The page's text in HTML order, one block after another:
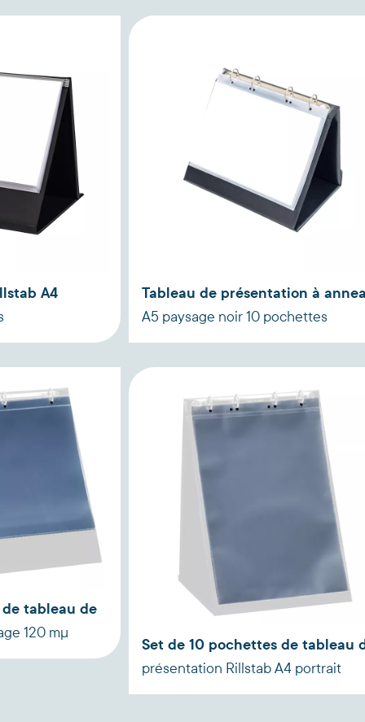
A4 Tableau de présentation à
A5 paysage noir 10 pochettes
tableau de
120 mµ
Set de 10 pochettes de tableau
présentation Rillstab A4 portrait